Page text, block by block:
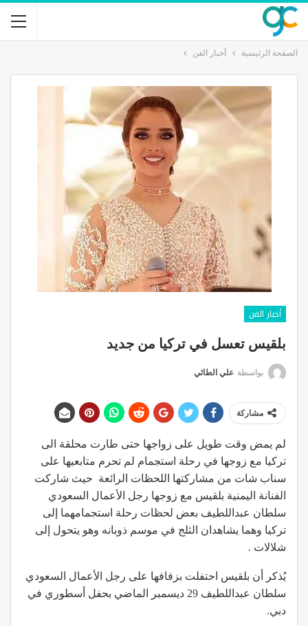
الصفحة الرئيسية أخبار الفن
أخبار الفن
بلقيس تعسل في تركيا من جديد
بواسطة علي الطائي
مشاركة
لم يمض وقت طويل على زواجها حتى طارت محلقة الى
تركيا مع زوجها في رحلة استجمام لم تحرم متابعيها على
سناب شات من مشاركتها اللحظات الرائعة حيث شاركت
الفنانة اليمنية بلقيس مع زوجها رجل الأعمال السعودي
سلطان عبداللطيف بعض لحظات رحلة استجمامهما إلى
تركيا وهما يشاهدان الثلج في موسم ذوبانه وهو يتحول إلى
شلالات .
يُذكر أن بلقيس احتفلت بزفافها على رجل الأعمال السعودي
سلطان عبداللطيف 29 ديسمبر الماضي بحفل أسطوري في
دبي.